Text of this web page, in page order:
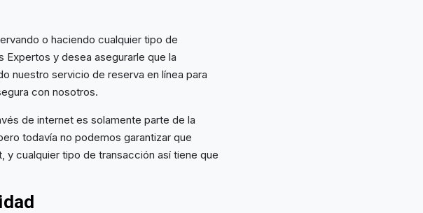
o haciendo cualquier tipo de
y desea asegurarle que la
nuestro servicio de reserva en línea para
con nosotros.
de internet es solamente parte de la
todavía no podemos garantizar que
y cualquier tipo de transacción así tiene que